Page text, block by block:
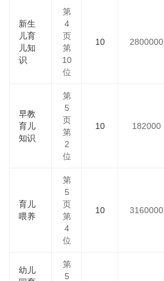
新生
儿育
儿知
识
第
4
页
第
10
位
10 2800000
早教
育儿
知识
第
5
页
第
2
位
10 182000
育儿
喂养
第
5
页
第
4
位
10 3160000
幼儿
第
5